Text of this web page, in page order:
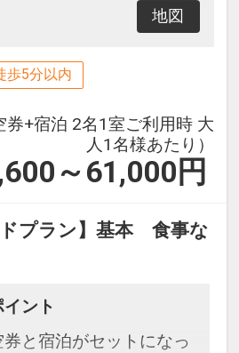
地図
歩5分以内
券+宿泊 2名1室ご利用時 大
人1名様あたり）
～61,000 円
ドプラン】基本 食事な
ント
と宿泊がセットになっ